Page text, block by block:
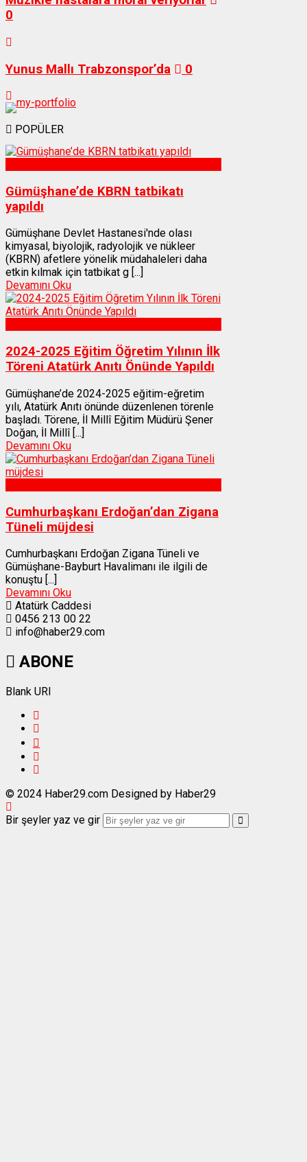
0
Yunus Mallı Trabzonspor’da 0
POPÜLER
Gümüşhane’de KBRN tatbikatı
yapıldı
Gümüşhane Devlet Hastanesi'nde olası
kimyasal, biyolojik, radyolojik ve nükleer
(KBRN) afetlere yönelik müdahaleleri daha
etkin kılmak için tatbikat g [...]
Devamını Oku
2024-2025 Eğitim Öğretim Yılının İlk
Töreni Atatürk Anıtı Önünde Yapıldı
Gümüşhane’de 2024-2025 eğitim-eğretim
yılı, Atatürk Anıtı önünde düzenlenen törenle
başladı. Törene, İl Millî Eğitim Müdürü Şener
Doğan, İl Millî [...]
Devamını Oku
Cumhurbaşkanı Erdoğan’dan Zigana
Tüneli müjdesi
Cumhurbaşkanı Erdoğan Zigana Tüneli ve
Gümüşhane-Bayburt Havalimanı ile ilgili de
konuştu [...]
Devamını Oku
Atatürk Caddesi
0456 213 00 22
info@haber29.com
ABONE
Blank URI
© 2024 Haber29.com Designed by Haber29
Bir şeyler yaz ve gir